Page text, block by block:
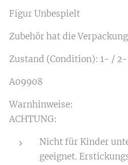
Figur Unbespielt
Zubehör hat die
Zustand (Condition): 1- / 2-
A09908
Warnhinweise:
ACHTUNG:
Nicht für Kinder
geeignet.